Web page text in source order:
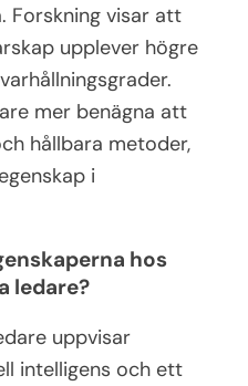
Forskning visar att
upplever högre
mer benägna att
hållbara metoder,
i
hos
ledare?
uppvisar
intelligens och ett